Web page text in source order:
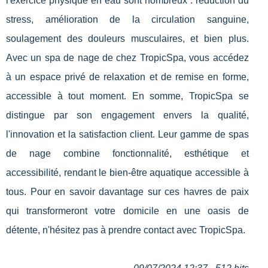
stress, amélioration de la circulation sanguine,
soulagement des douleurs musculaires, et bien plus.
Avec un spa de nage de chez TropicSpa, vous accédez
à un espace privé de relaxation et de remise en forme,
accessible à tout moment. En somme, TropicSpa se
distingue par son engagement envers la qualité,
l'innovation et la satisfaction client. Leur gamme de spas
de nage combine fonctionnalité, esthétique et
accessibilité, rendant le bien-être aquatique accessible à
tous. Pour en savoir davantage sur ces havres de paix
qui transformeront votre domicile en une oasis de
détente, n'hésitez pas à prendre contact avec TropicSpa.